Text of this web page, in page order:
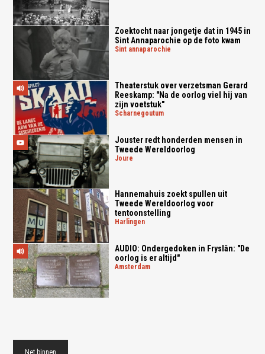
Zoektocht naar jongetje dat in 1945 in
Sint Annaparochie op de foto kwam
sint annaparochie
Theaterstuk over verzetsman Gerard
Reeskamp: "Na de oorlog viel hij van
zijn voetstuk"
scharnegoutum
Jouster redt honderden mensen in
Tweede Wereldoorlog
joure
Hannemahuis zoekt spullen uit
Tweede Wereldoorlog voor
tentoonstelling
harlingen
AUDIO: Ondergedoken in Fryslân: "De
oorlog is er altijd"
amsterdam
Net binnen